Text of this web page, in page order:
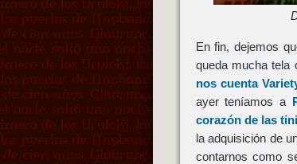
En fin, dejemos
queda mucha tela
nos cuenta
ayer teníamos a
corazón de las
la adquisición de
contarnos como